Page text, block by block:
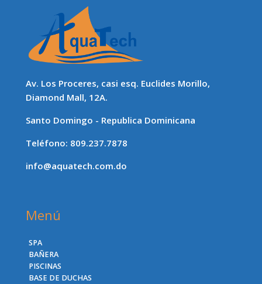
Av. Los Proceres, casi esq. Euclides Morillo,
Diamond Mall, 12A.
Santo Domingo - Republica Dominicana
Teléfono: 809.237.7878
info@aquatech.com.do
Menú
SPA
BAÑERA
PISCINAS
BASE DE DUCHAS